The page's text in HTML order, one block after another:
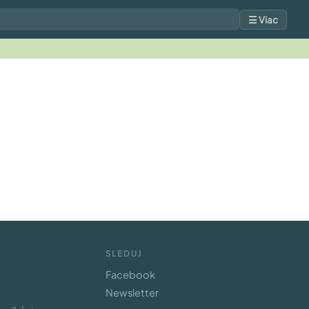
☰ Viac
SLEDUJ
Facebook
Newsletter